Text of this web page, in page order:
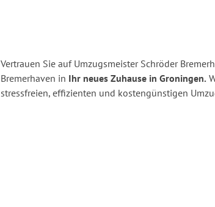
Vertrauen Sie auf Umzugsmeister Schröder
Bremerhaven in Ihr neues Zuhause in Groningen.
stressfreien, effizienten und kostengünstigen